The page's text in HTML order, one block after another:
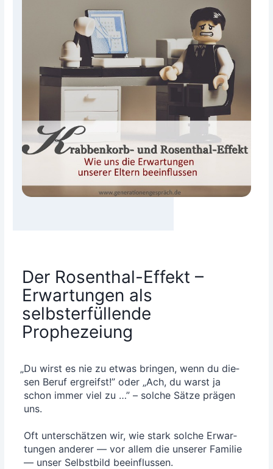
Der Rosenthal-Effekt –
Erwartungen als
selbsterfüllende
Prophezeiung
„Du wirst es nie zu etwas brin­gen, wenn du die­
sen Beruf ergreifst!” oder „Ach, du warst ja
schon immer viel zu …” – sol­che Sät­ze prä­gen
uns.
Oft unter­schät­zen wir, wie stark sol­che Erwar­
tun­gen ande­rer — vor allem die unse­rer Fami­lie
— unser Selbst­bild beein­flus­sen.